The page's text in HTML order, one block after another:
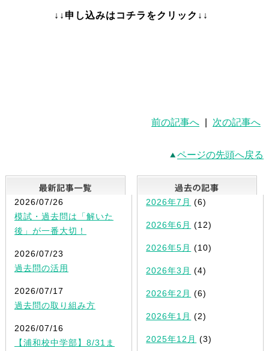
↓↓申し込みはコチラをクリック↓↓
前の記事へ 次の記事へ
ページの先頭へ戻る
最新記事一覧
2026/07/26
模試・過去問は「解いた
後」が一番大切！
2026/07/23
過去問の活用
2026/07/17
過去問の取り組み方
2026/07/16
【浦和校中学部】8/31ま
2026年7月 (6)
2026年6月 (12)
2026年5月 (10)
2026年3月 (4)
2026年2月 (6)
2026年1月 (2)
2025年12月 (3)